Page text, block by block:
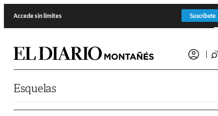
Accede sin límites Suscríbete
Esquelas